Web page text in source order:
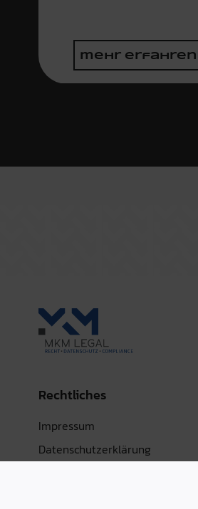
mehr erfahren
Rechtliches
Impressum
Datenschutzerklärung